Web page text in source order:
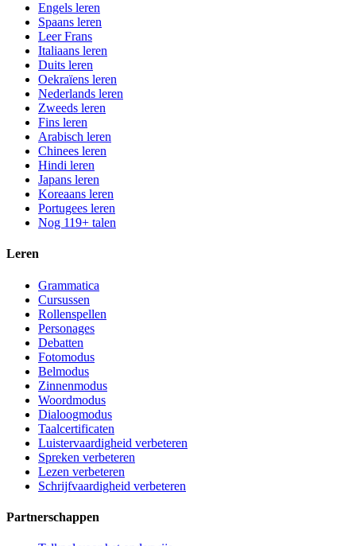
Engels leren
Spaans leren
Leer Frans
Italiaans leren
Duits leren
Oekraïens leren
Nederlands leren
Zweeds leren
Fins leren
Arabisch leren
Chinees leren
Hindi leren
Japans leren
Koreaans leren
Portugees leren
Nog 119+ talen
Leren
Grammatica
Cursussen
Rollenspellen
Personages
Debatten
Fotomodus
Belmodus
Zinnenmodus
Woordmodus
Dialoogmodus
Taalcertificaten
Luistervaardigheid verbeteren
Spreken verbeteren
Lezen verbeteren
Schrijfvaardigheid verbeteren
Partnerschappen